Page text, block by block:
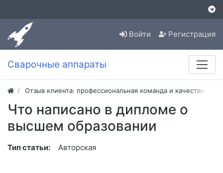
Войти Регистрация
Сварочные аппараты
Отзыв клиента: профессиональная команда и
Что написано в дипломе о
высшем образовании
Тип статьи: Авторская